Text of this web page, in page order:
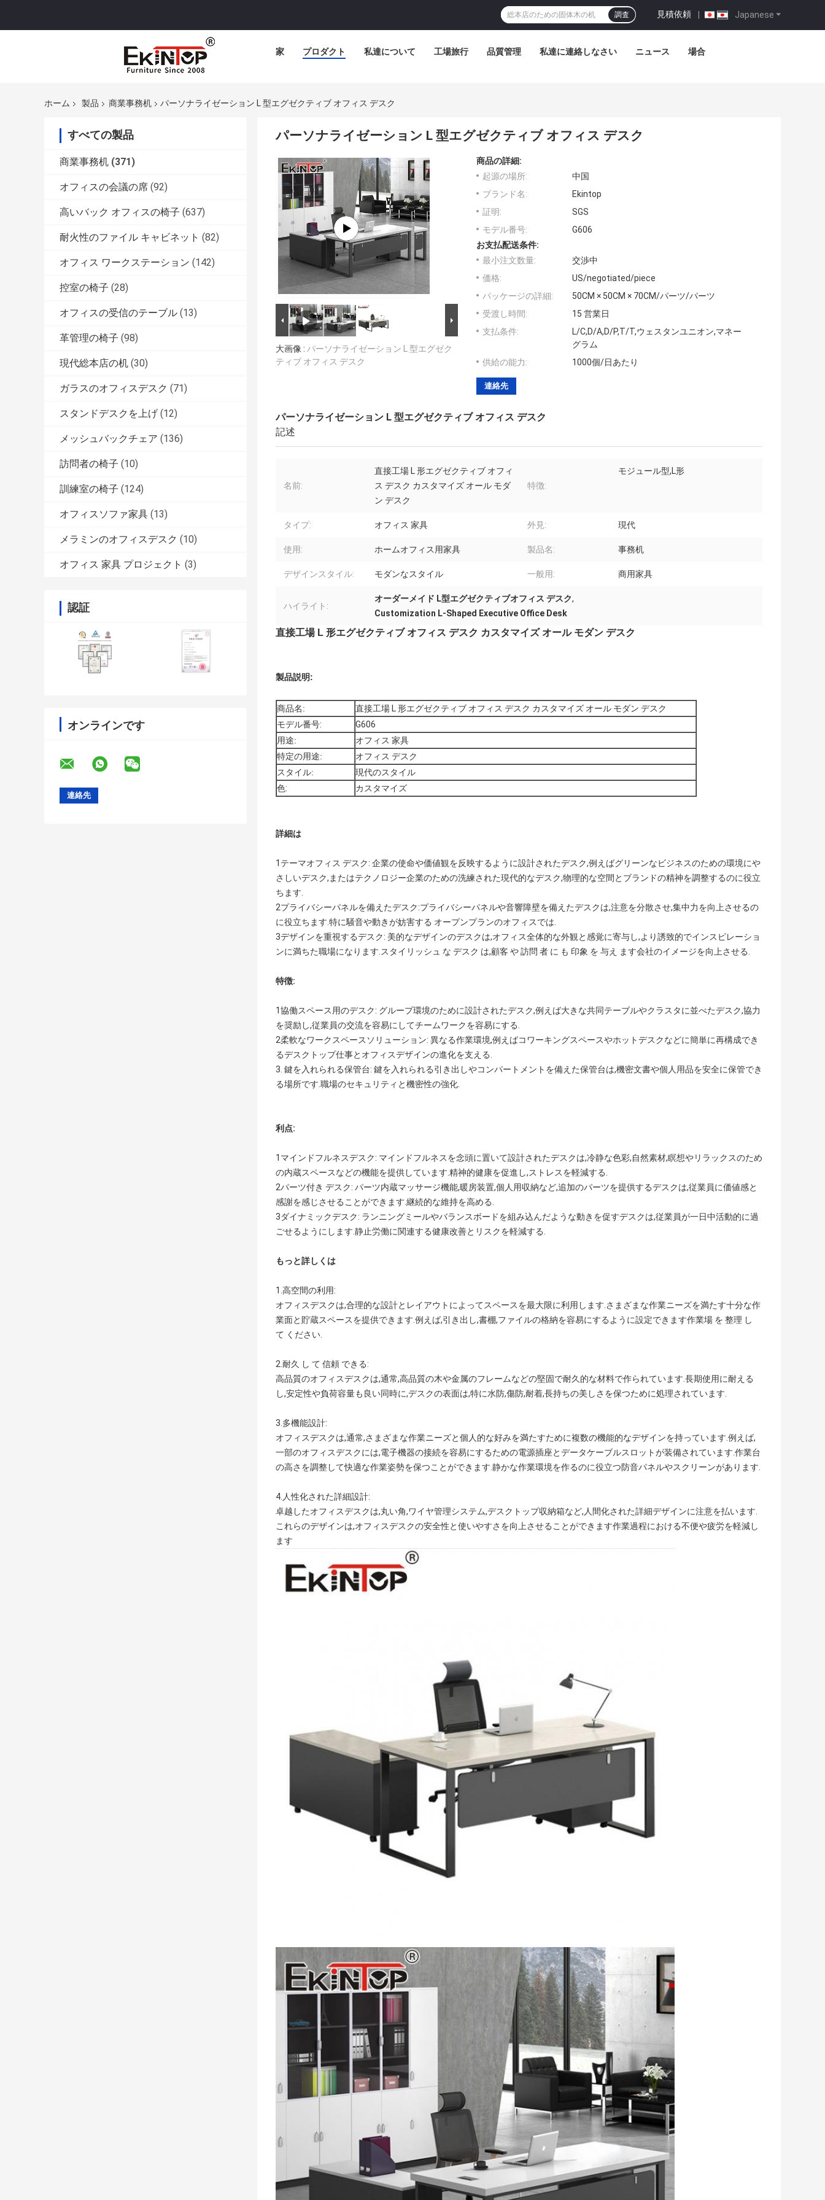
Japanese
見積依頼 |
調査
家 プロダクト 私達について 工場旅行 品質管理 私達に連絡しなさい ニュース 場合
ホーム 製品 商業事務机 パーソナライゼーション L 型エグゼクティブ オフィス デスク
すべての製品
商業事務机 (371)
オフィスの会議の席 (92)
高いバック オフィスの椅子 (637)
耐火性のファイル キャビネット (82)
オフィス ワークステーション (142)
控室の椅子 (28)
オフィスの受信のテーブル (13)
革管理の椅子 (98)
現代総本店の机 (30)
ガラスのオフィスデスク (71)
スタンドデスクを上げ (12)
メッシュバックチェア (136)
訪問者の椅子 (10)
訓練室の椅子 (124)
オフィスソファ家具 (13)
メラミンのオフィスデスク (10)
オフィス 家具 プロジェクト (3)
認証
オンラインです
パーソナライゼーション L 型エグゼクティブ オフィス デスク
大画像 : パーソナライゼーション L 型エグゼク
ティブ オフィス デスク
商品の詳細:
起源の場所:
中国
ブランド名:
Ekintop
証明:
SGS
モデル番号:
G606
お支払配送条件:
最小注文数量:
交渉中
価格:
US/negotiated/piece
パッケージの詳細:
50CM × 50CM × 70CM/パーツ/パーツ
受渡し時間:
15 営業日
支払条件:
L/C,D/A,D/P,T/T,ウェスタンユニオン,マネー
グラム
供給の能力:
1000個/日あたり
連絡先
パーソナライゼーション L 型エグゼクティブ オフィス デスク
記述
名前:
直接工場 L 形エグゼクティブ オフィ
ス デスク カスタマイズ オール モダ
ン デスク
特徴:
モジュール型,L形
タイプ: オフィス 家具 外見: 現代
使用: ホームオフィス用家具 製品名: 事務机
デザインスタイル: モダンなスタイル 一般用: 商用家具
ハイライト:
オーダーメイド L型エグゼクティブオフィス デスク,
Customization L-Shaped Executive Office Desk
直接工場 L 形エグゼクティブ オフィス デスク カスタマイズ オール モダン デスク
製品説明:
商品名:
直接工場 L 形エグゼクティブ オフィス デスク カスタマイズ オール モダン デスク
モデル番号:
G606
用途:
オフィス 家具
特定の用途:
オフィス デスク
スタイル:
現代のスタイル
色:
カスタマイズ
詳細は
1テーマオフィス デスク: 企業の使命や価値観を反映するように設計されたデスク,例えばグリーンなビジネスのための環境にや
さしいデスク,またはテクノロジー企業のための洗練された現代的なデスク,物理的な空間とブランドの精神を調整するのに役立
ちます.
2プライバシーパネルを備えたデスク:プライバシーパネルや音響障壁を備えたデスクは,注意を分散させ,集中力を向上させるの
に役立ちます.特に騒音や動きが妨害する オープンプランのオフィスでは.
3デザインを重視するデスク: 美的なデザインのデスクは,オフィス全体的な外観と感覚に寄与し,より誘致的でインスピレーショ
ンに満ちた職場になります.スタイリッシュ な デスク は,顧客 や 訪問 者 に も 印象 を 与え ます会社のイメージを向上させる.
特徴:
1協働スペース用のデスク: グループ環境のために設計されたデスク,例えば大きな共同テーブルやクラスタに並べたデスク,協力
を奨励し,従業員の交流を容易にしてチームワークを容易にする.
2柔軟なワークスペースソリューション: 異なる作業環境,例えばコワーキングスペースやホットデスクなどに簡単に再構成でき
るデスクトップ仕事とオフィスデザインの進化を支える.
3. 鍵を入れられる保管台: 鍵を入れられる引き出しやコンパートメントを備えた保管台は,機密文書や個人用品を安全に保管でき
る場所です.職場のセキュリティと機密性の強化.
利点:
1マインドフルネスデスク: マインドフルネスを念頭に置いて設計されたデスクは,冷静な色彩,自然素材,瞑想やリラックスのため
の内蔵スペースなどの機能を提供しています.精神的健康を促進し,ストレスを軽減する.
2パーツ付き デスク: パーツ内蔵マッサージ機能,暖房装置,個人用収納など,追加のパーツを提供するデスクは,従業員に価値感と
感謝を感じさせることができます.継続的な維持を高める.
3ダイナミックデスク: ランニングミールやバランスボードを組み込んだような動きを促すデスクは,従業員が一日中活動的に過
ごせるようにします.静止労働に関連する健康改善とリスクを軽減する.
もっと詳しくは
1.高空間の利用:
オフィスデスクは,合理的な設計とレイアウトによってスペースを最大限に利用します.さまざまな作業ニーズを満たす十分な作
業面と貯蔵スペースを提供できます.例えば,引き出し,書棚,ファイルの格納を容易にするように設定できます作業場 を 整理 し
て ください.
2.耐久 し て 信頼 できる:
高品質のオフィスデスクは,通常,高品質の木や金属のフレームなどの堅固で耐久的な材料で作られています.長期使用に耐える
し,安定性や負荷容量も良い同時に,デスクの表面は,特に水防,傷防,耐着,長持ちの美しさを保つために処理されています.
3.多機能設計:
オフィスデスクは,通常,さまざまな作業ニーズと個人的な好みを満たすために複数の機能的なデザインを持っています.例えば,
一部のオフィスデスクには,電子機器の接続を容易にするための電源插座とデータケーブルスロットが装備されています.作業台
の高さを調整して快適な作業姿勢を保つことができます.静かな作業環境を作るのに役立つ防音パネルやスクリーンがあります.
4.人性化された詳細設計:
卓越したオフィスデスクは,丸い角,ワイヤ管理システム,デスクトップ収納箱など,人間化された詳細デザインに注意を払います.
これらのデザインは,オフィスデスクの安全性と使いやすさを向上させることができます作業過程における不便や疲労を軽減し
ます